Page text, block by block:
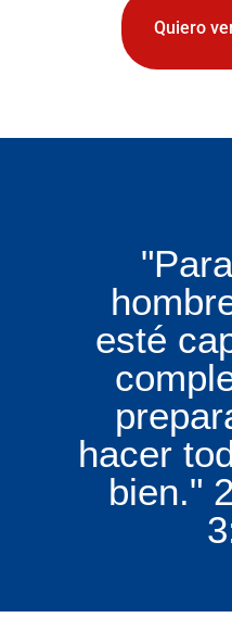
Quiero
esté
hacer
bien."